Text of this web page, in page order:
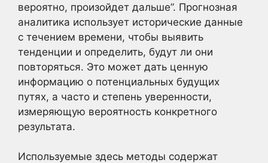
вероятно, произойдет дальше”. Прогнозная
аналитика использует исторические данные
с течением времени, чтобы выявить
тенденции и определить, будут ли они
повторяться. Это может дать ценную
информацию о потенциальных будущих
путях, а часто и степень уверенности,
измеряющую вероятность конкретного
результата.
Используемые здесь методы содержат